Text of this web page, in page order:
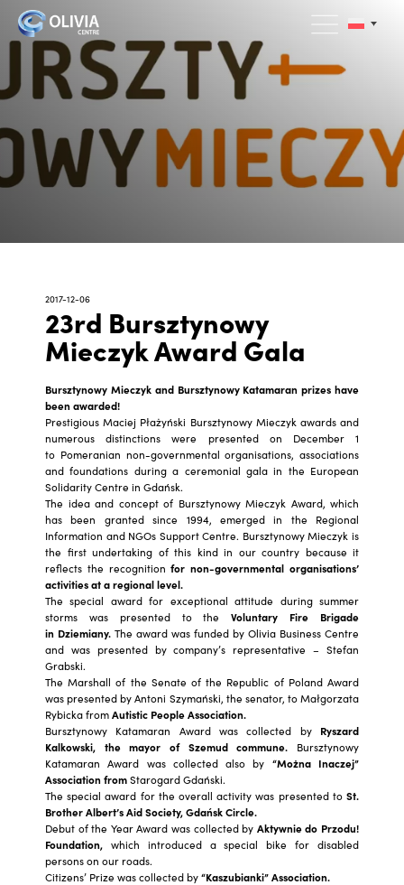
2017-12-06
23rd Bursztynowy
Mieczyk Award Gala
Bursztynowy Mieczyk and Bursztynowy Katamaran prizes have
been awarded!
Prestigious Maciej Płażyński Bursztynowy Mieczyk awards and
numerous distinctions were presented on December 1
to Pomeranian non-governmental organisations, associations
and foundations during a ceremonial gala in the European
Solidarity Centre in Gdańsk.
The idea and concept of Bursztynowy Mieczyk Award, which
has been granted since 1994, emerged in the Regional
Information and NGOs Support Centre. Bursztynowy Mieczyk is
the first undertaking of this kind in our country because it
reflects the recognition for non-governmental organisations’
activities at a regional level.
The special award for exceptional attitude during summer
storms was presented to theVoluntary Fire Brigade
in Dziemiany. The award was funded by Olivia Business Centre
and was presented by company’s representative – Stefan
Grabski.
The Marshall of the Senate of the Republic of Poland Award
was presented by Antoni Szymański, the senator, to Małgorzata
Rybicka fromAutistic People Association.
Bursztynowy Katamaran Award was collected by Ryszard
Kalkowski, the mayor of Szemud commune. Bursztynowy
Katamaran Award was collected also by “Można Inaczej”
Association fromStarogard Gdański.
The special award for the overall activity was presented to St.
Brother Albert’s Aid Society, Gdańsk Circle.
Debut of the Year Award was collected by Aktywnie do Przodu!
Foundation, which introduced a special bike for disabled
persons on our roads.
Citizens’ Prize was collected by“Kaszubianki” Association.